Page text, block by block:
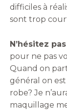
difficiles à
sont trop
N’hésitez
pour ne pas
Quand on
général on est
robe? Je
maquillage